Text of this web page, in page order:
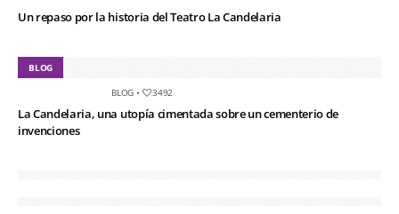
Un repaso por la historia del Teatro La Candelaria
BLOG
BLOG • 3492
La Candelaria, una utopía cimentada sobre un cementerio de
invenciones